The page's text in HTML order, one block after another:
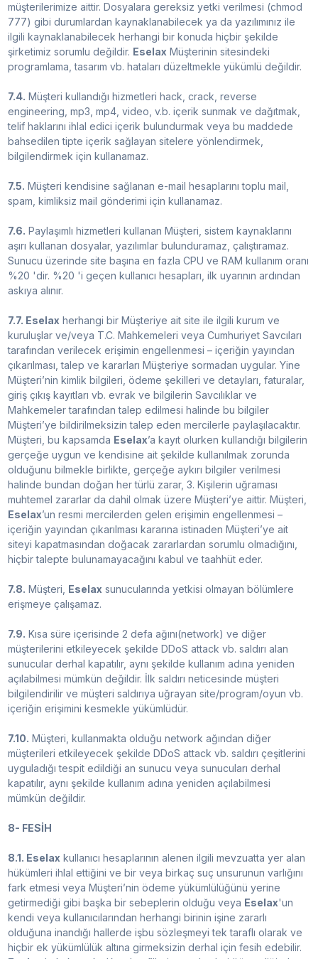
müşterilerimize aittir. Dosyalara gereksiz yetki verilmesi (chmod
777) gibi durumlardan kaynaklanabilecek ya da yazılımınız ile
ilgili kaynaklanabilecek herhangi bir konuda hiçbir şekilde
şirketimiz sorumlu değildir. Eselax Müşterinin sitesindeki
programlama, tasarım vb. hataları düzeltmekle yükümlü değildir.
7.4. Müşteri kullandığı hizmetleri hack, crack, reverse
engineering, mp3, mp4, video, v.b. içerik sunmak ve dağıtmak,
telif haklarını ihlal edici içerik bulundurmak veya bu maddede
bahsedilen tipte içerik sağlayan sitelere yönlendirmek,
bilgilendirmek için kullanamaz.
7.5. Müşteri kendisine sağlanan e-mail hesaplarını toplu mail,
spam, kimliksiz mail gönderimi için kullanamaz.
7.6. Paylaşımlı hizmetleri kullanan Müşteri, sistem kaynaklarını
aşırı kullanan dosyalar, yazılımlar bulunduramaz, çalıştıramaz.
Sunucu üzerinde site başına en fazla CPU ve RAM kullanım oranı
%20 'dir. %20 'i geçen kullanıcı hesapları, ilk uyarının ardından
askıya alınır.
7.7. Eselax herhangi bir Müşteriye ait site ile ilgili kurum ve
kuruluşlar ve/veya T.C. Mahkemeleri veya Cumhuriyet Savcıları
tarafından verilecek erişimin engellenmesi – içeriğin yayından
çıkarılması, talep ve kararları Müşteriye sormadan uygular. Yine
Müşteri’nin kimlik bilgileri, ödeme şekilleri ve detayları, faturalar,
giriş çıkış kayıtları vb. evrak ve bilgilerin Savcılıklar ve
Mahkemeler tarafından talep edilmesi halinde bu bilgiler
Müşteri’ye bildirilmeksizin talep eden mercilerle paylaşılacaktır.
Müşteri, bu kapsamda Eselax’a kayıt olurken kullandığı bilgilerin
gerçeğe uygun ve kendisine ait şekilde kullanılmak zorunda
olduğunu bilmekle birlikte, gerçeğe aykırı bilgiler verilmesi
halinde bundan doğan her türlü zarar, 3. Kişilerin uğraması
muhtemel zararlar da dahil olmak üzere Müşteri’ye aittir. Müşteri,
Eselax’un resmi mercilerden gelen erişimin engellenmesi –
içeriğin yayından çıkarılması kararına istinaden Müşteri’ye ait
siteyi kapatmasından doğacak zararlardan sorumlu olmadığını,
hiçbir talepte bulunamayacağını kabul ve taahhüt eder.
7.8. Müşteri, Eselax sunucularında yetkisi olmayan bölümlere
erişmeye çalışamaz.
7.9. Kısa süre içerisinde 2 defa ağını(network) ve diğer
müşterilerini etkileyecek şekilde DDoS attack vb. saldırı alan
sunucular derhal kapatılır, aynı şekilde kullanım adına yeniden
açılabilmesi mümkün değildir. İlk saldırı neticesinde müşteri
bilgilendirilir ve müşteri saldırıya uğrayan site/program/oyun vb.
içeriğin erişimini kesmekle yükümlüdür.
7.10. Müşteri, kullanmakta olduğu network ağından diğer
müşterileri etkileyecek şekilde DDoS attack vb. saldırı çeşitlerini
uyguladığı tespit edildiği an sunucu veya sunucuları derhal
kapatılır, aynı şekilde kullanım adına yeniden açılabilmesi
mümkün değildir.
8- FESİH
8.1. Eselax kullanıcı hesaplarının alenen ilgili mevzuatta yer alan
hükümleri ihlal ettiğini ve bir veya birkaç suç unsurunun varlığını
fark etmesi veya Müşteri’nin ödeme yükümlülüğünü yerine
getirmediği gibi başka bir sebeplerin olduğu veya Eselax'un
kendi veya kullanıcılarından herhangi birinin işine zararlı
olduğuna inandığı hallerde işbu sözleşmeyi tek taraflı olarak ve
hiçbir ek yükümlülük altına girmeksizin derhal için fesih edebilir.